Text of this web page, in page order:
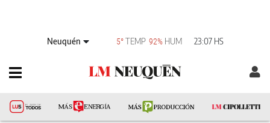
Neuquén 5° TEMP 92% HUM 23:07 HS